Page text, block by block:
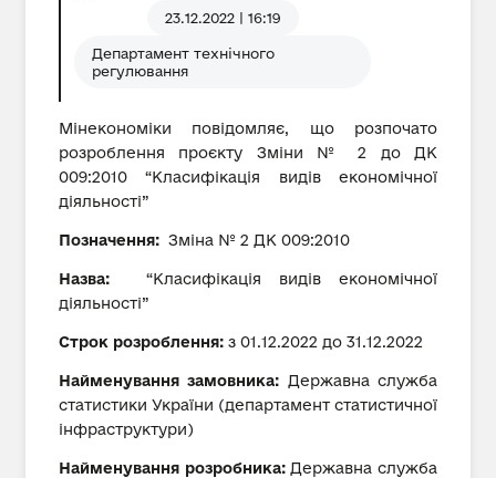
23.12.2022 | 16:19
Департамент технічного
регулювання
Мінекономіки повідомляє, що розпочато
розроблення проєкту Зміни № 2 до ДК
009:2010 “Класифікація видів економічної
діяльності”
Позначення: Зміна № 2 ДК 009:2010
Назва: “Класифікація видів економічної
діяльності”
Строк розроблення: з 01.12.2022 до 31.12.2022
Найменування замовника: Державна служба
статистики України (департамент статистичної
інфраструктури)
Найменування розробника:Державна служба